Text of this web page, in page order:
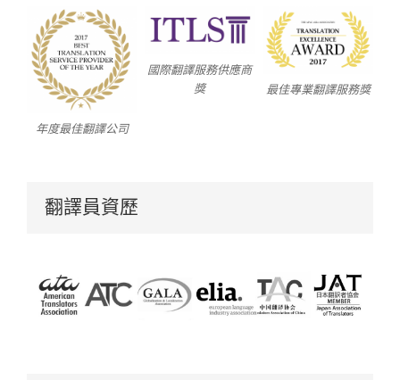
年度最佳翻譯公司
國際翻譯服務供應商
獎
最佳專業翻譯服務獎
翻譯員資歷